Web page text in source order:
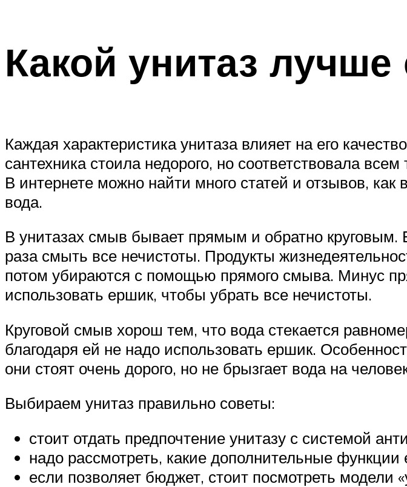
Какой унитаз
Каждая характеристика унитаза влияет на его
сантехника стоила недорого, но соответствовала
В интернете можно найти много статей и отзывов,
вода.
В унитазах смыв бывает прямым и обратно круговым.
раза смыть все нечистоты. Продукты
потом убираются с помощью прямого смыва. Минус
использовать ершик, чтобы убрать все нечистоты.
Круговой смыв хорош тем, что вода стекается
благодаря ей не надо использовать ершик.
они стоят очень дорого, но не брызгает вода на
Выбираем унитаз правильно советы:
стоит отдать предпочтение унитазу с системой
надо рассмотреть, какие дополнительные функции
если позволяет бюджет, стоит посмотреть модели